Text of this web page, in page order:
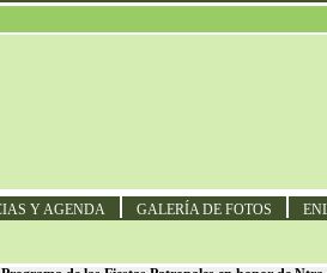
Y AGENDA GALERÍA DE FOTOS